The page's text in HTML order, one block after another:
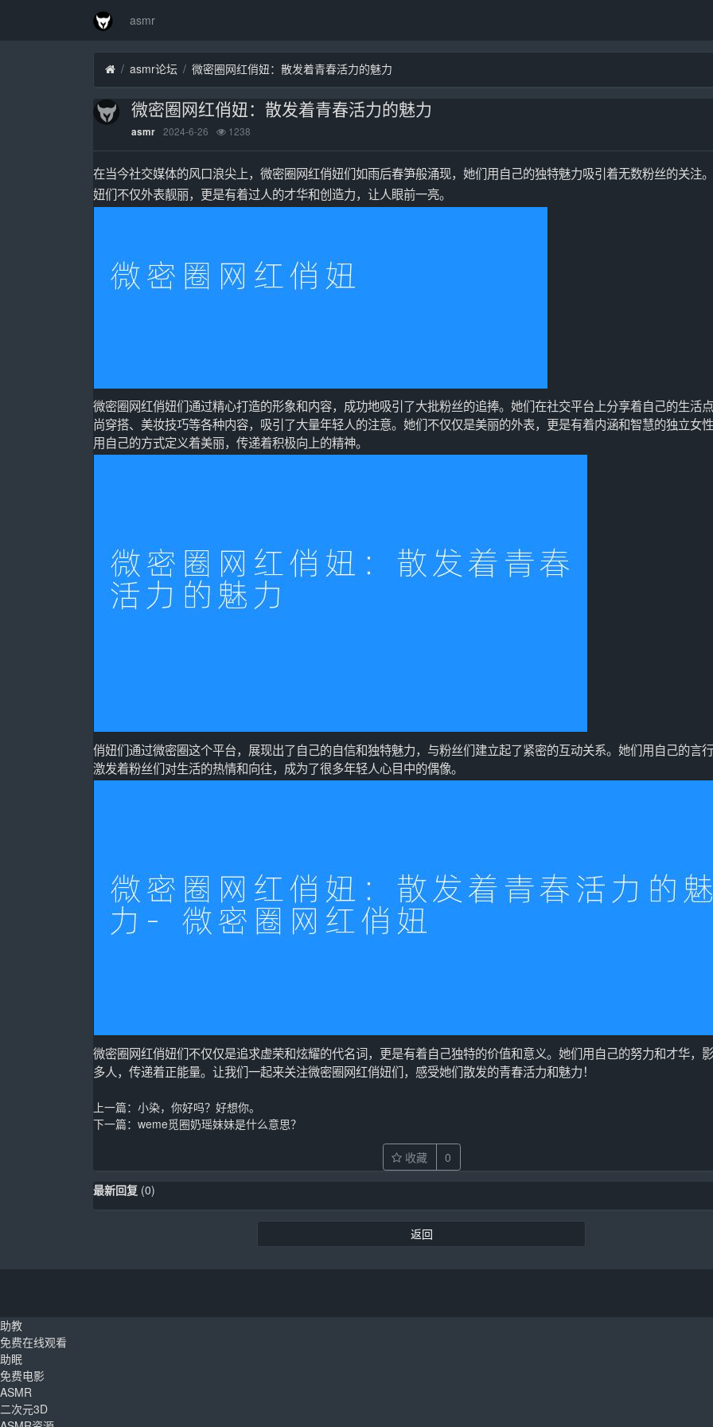
asmr
asmr论坛 微密圈网红俏妞：散发着青春活力的魅力
微密圈网红俏妞：散发着青春活力的魅力
asmr 2024-6-26 1238
在当今社交媒体的风口浪尖上，微密圈网红俏妞们如雨后春笋般涌现，她们用自己的独特魅力吸引着无数粉丝的关注
妞们不仅外表靓丽，更是有着过人的才华和创造力，让人眼前一亮。
微密圈网红俏妞们通过精心打造的形象和内容，成功地吸引了大批粉丝的追捧。她们在社交平台上分享着自己的生活
尚穿搭、美妆技巧等各种内容，吸引了大量年轻人的注意。她们不仅仅是美丽的外表，更是有着内涵和智慧的独立女
用自己的方式定义着美丽，传递着积极向上的精神。
俏妞们通过微密圈这个平台，展现出了自己的自信和独特魅力，与粉丝们建立起了紧密的互动关系。她们用自己的言行
激发着粉丝们对生活的热情和向往，成为了很多年轻人心目中的偶像。
微密圈网红俏妞们不仅仅是追求虚荣和炫耀的代名词，更是有着自己独特的价值和意义。她们用自己的努力和才华，
多人，传递着正能量。让我们一起来关注微密圈网红俏妞们，感受她们散发的青春活力和魅力！
上一篇： 小染，你好吗？好想你。
下一篇： weme觅圈奶瑶妹妹是什么意思？
收藏 0
最新回复 (0)
返回
助教
免费在线观看
助眠
免费电影
ASMR
二次元3D